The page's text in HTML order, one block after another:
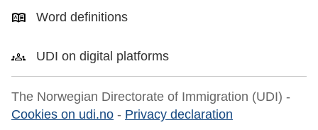
Word definitions
UDI on digital platforms
The Norwegian Directorate of Immigration (UDI) -
Cookies on udi.no - Privacy declaration